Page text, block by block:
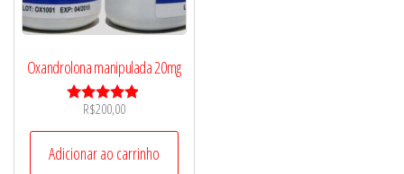
Oxandrolona manipulada 20mg
Avaliação
R$200,00
Adicionar ao carrinho